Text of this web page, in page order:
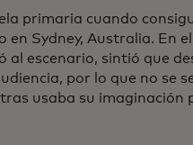
primaria cuando
Sydney, Australia. En
al escenario, sintió que
por lo que no se
usaba su imaginación